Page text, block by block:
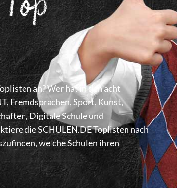
an? Wer hat in den acht
Fremdsprachen, Sport, Kunst,
Digitale Schule und
die SCHULEN.DE Toplisten nach
welche Schulen ihren